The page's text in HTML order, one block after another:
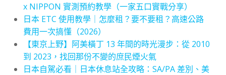
x NIPPON 實測預約教學（一家五口實戰分享）
日本 ETC 使用教學｜怎麼租？要不要租？高速公路
費用一次搞懂（2026）
【東京上野】阿美橫丁 13 年間的時光漫步：從 2010
到 2023，找回那份不變的庶民煙火氣
日本自駕必看｜日本休息站全攻略：SA/PA 差別、美